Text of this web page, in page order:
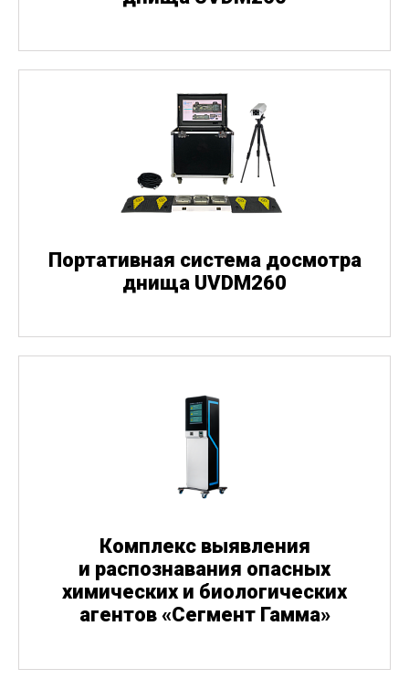
Портативная система досмотра
днища UVDM260
Комплекс выявления
и распознавания опасных
химических и биологических
агентов «Сегмент Гамма»